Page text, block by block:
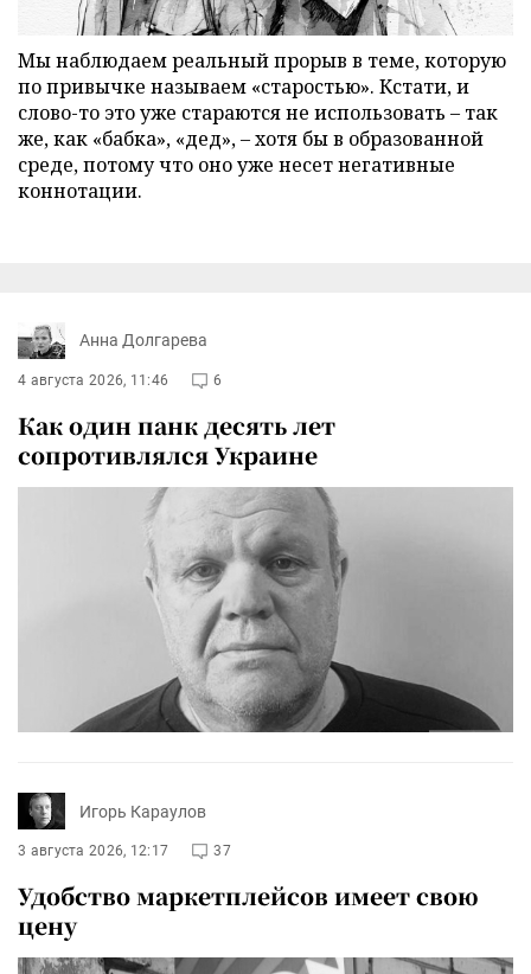
Мы наблюдаем реальный прорыв в теме, которую
по привычке называем «старостью». Кстати, и
слово-то это уже стараются не использовать – так
же, как «бабка», «дед», – хотя бы в образованной
среде, потому что оно уже несет негативные
коннотации.
Анна Долгарева
4 августа 2026, 11:46 6
Как один панк десять лет
сопротивлялся Украине
Игорь Караулов
3 августа 2026, 12:17 37
Удобство маркетплейсов имеет свою
цену